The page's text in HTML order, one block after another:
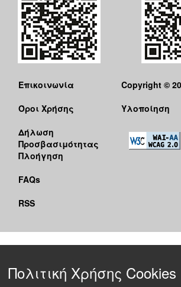
Επικοινωνία
Όροι Χρήσης
Δήλωση
Προσβασιμότητας
Πλοήγηση
FAQs
RSS
Copyright ©
Υλοποίηση
Πολιτική Χρήσης Cookies